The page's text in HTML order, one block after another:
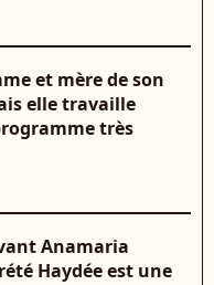
et mère de son
elle travaille
très
Anamaria
Haydée est une